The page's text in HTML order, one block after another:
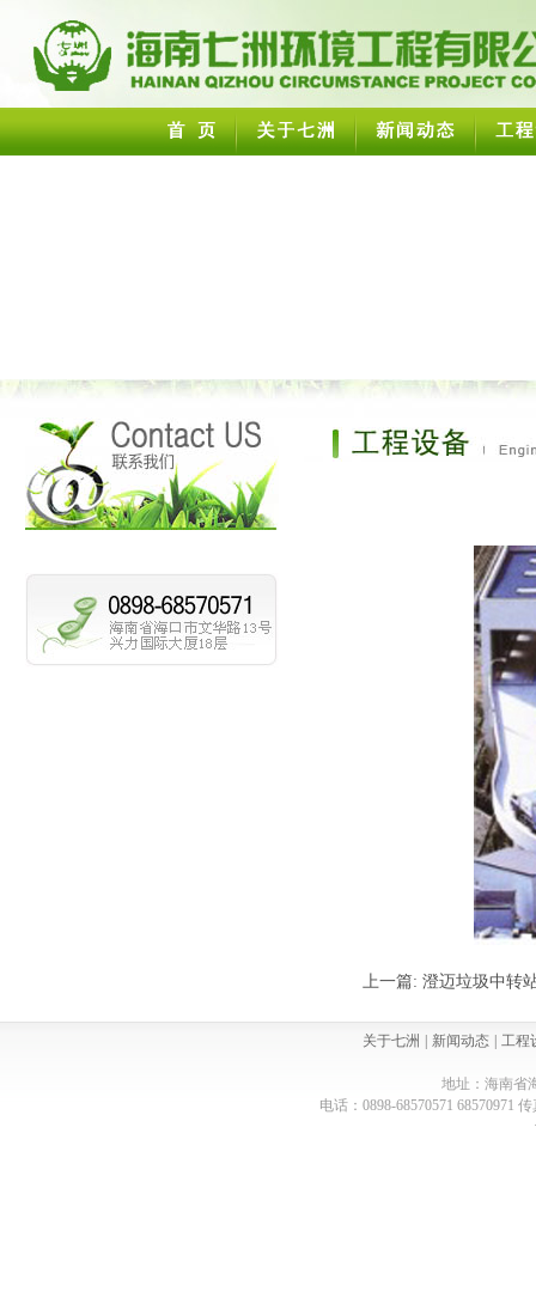
上一篇: 澄迈垃圾中转
关于七洲 新闻动态 工程
地址：海南省
电话：0898-68570571 68570971